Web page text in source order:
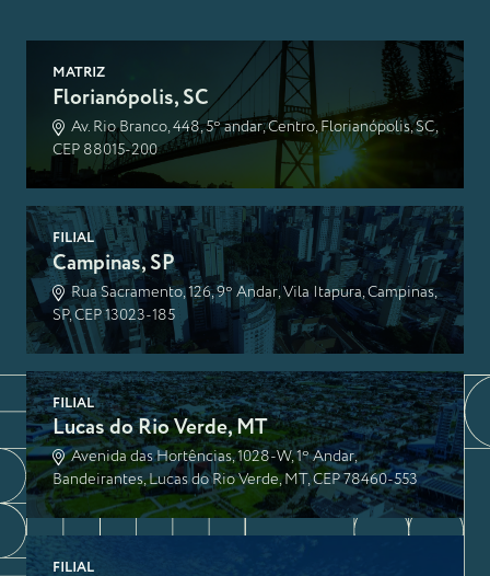
MATRIZ
Florianópolis, SC
Av. Rio Branco, 448, 5º andar, Centro, Florianópolis, SC,
CEP 88015-200
FILIAL
Campinas, SP
Rua Sacramento, 126, 9º Andar, Vila Itapura, Campinas,
SP, CEP 13023-185
FILIAL
Lucas do Rio Verde, MT
Avenida das Hortências, 1028-W, 1º Andar,
Bandeirantes, Lucas do Rio Verde, MT, CEP 78460-553
FILIAL